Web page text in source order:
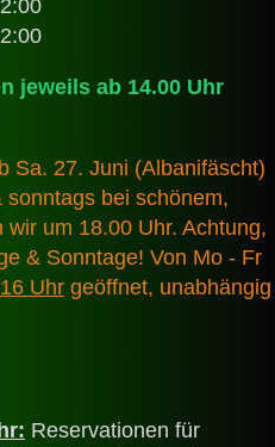
jeweils ab 14.00 Uhr
Sa. 27. Juni (Albanifäscht)
bei schönem,
um 18.00 Uhr. Achtung,
& Sonntage! Von Mo - Fr
Uhr geöffnet, unabhängig
Reservationen für